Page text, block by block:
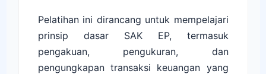
Pelatihan ini dirancang untuk mempelajari
prinsip dasar SAK EP, termasuk
pengakuan, pengukuran, dan
pengungkapan transaksi keuangan yang